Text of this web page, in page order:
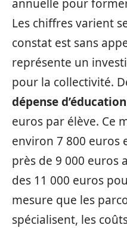
annuelle pour
Les chiffres varient
constat est sans
représente un
pour la collectivité.
dépense d’éducation
euros par élève. Ce
environ 7 800 euros
près de 9 000 euros
des 11 000 euros
mesure que les
spécialisent, les